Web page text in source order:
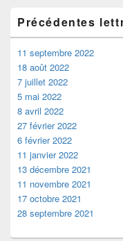
Précédentes
11 septembre 2022
18 août 2022
7 juillet 2022
5 mai 2022
8 avril 2022
27 février 2022
6 février 2022
11 janvier 2022
13 décembre 2021
11 novembre 2021
17 octobre 2021
28 septembre 2021